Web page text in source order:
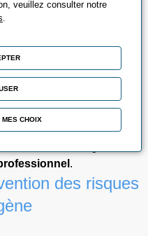
candidat puis construction
Métier
.
des risques
veuillez consulter notre
.
MES CHOIX